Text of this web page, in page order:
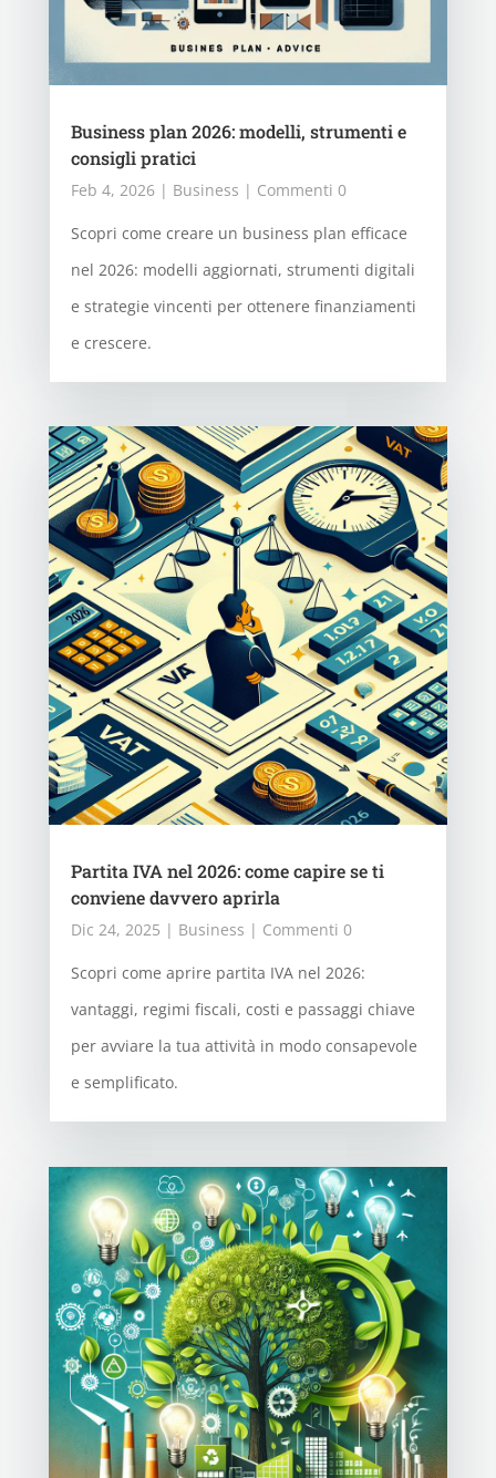
Business plan 2026: modelli, strumenti e
consigli pratici
Feb 4, 2026| Business | Commenti 0
Scopri come creare un business plan efficace
nel 2026: modelli aggiornati, strumenti digitali
e strategie vincenti per ottenere finanziamenti
e crescere.
Partita IVA nel 2026: come capire se ti
conviene davvero aprirla
Dic 24, 2025 | Business | Commenti 0
Scopri come aprire partita IVA nel 2026:
vantaggi, regimi fiscali, costi e passaggi chiave
per avviare la tua attività in modo consapevole
e semplificato.